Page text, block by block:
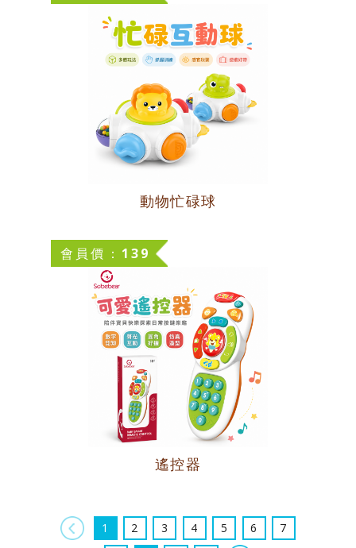
動物忙碌球
會員價：139
遙控器
上一頁
1 2 3 4 5 6
7